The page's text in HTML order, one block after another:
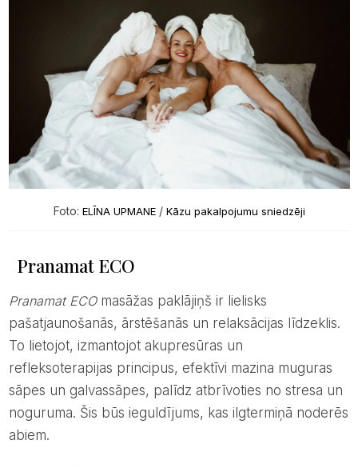
Foto: ELĪNA UPMANE/ Kāzu pakalpojumu sniedzēji
Pranamat ECO
Pranamat ECOmasāžas paklājiņš ir lielisks
pašatjaunošanās, ārstēšanās un relaksācijas līdzeklis.
To lietojot, izmantojot akupresūras un
refleksoterapijas principus, efektīvi mazina muguras
sāpes un galvassāpes, palīdz atbrīvoties no stresa un
noguruma. Šis būs ieguldījums, kas ilgtermiņā noderēs
abiem.